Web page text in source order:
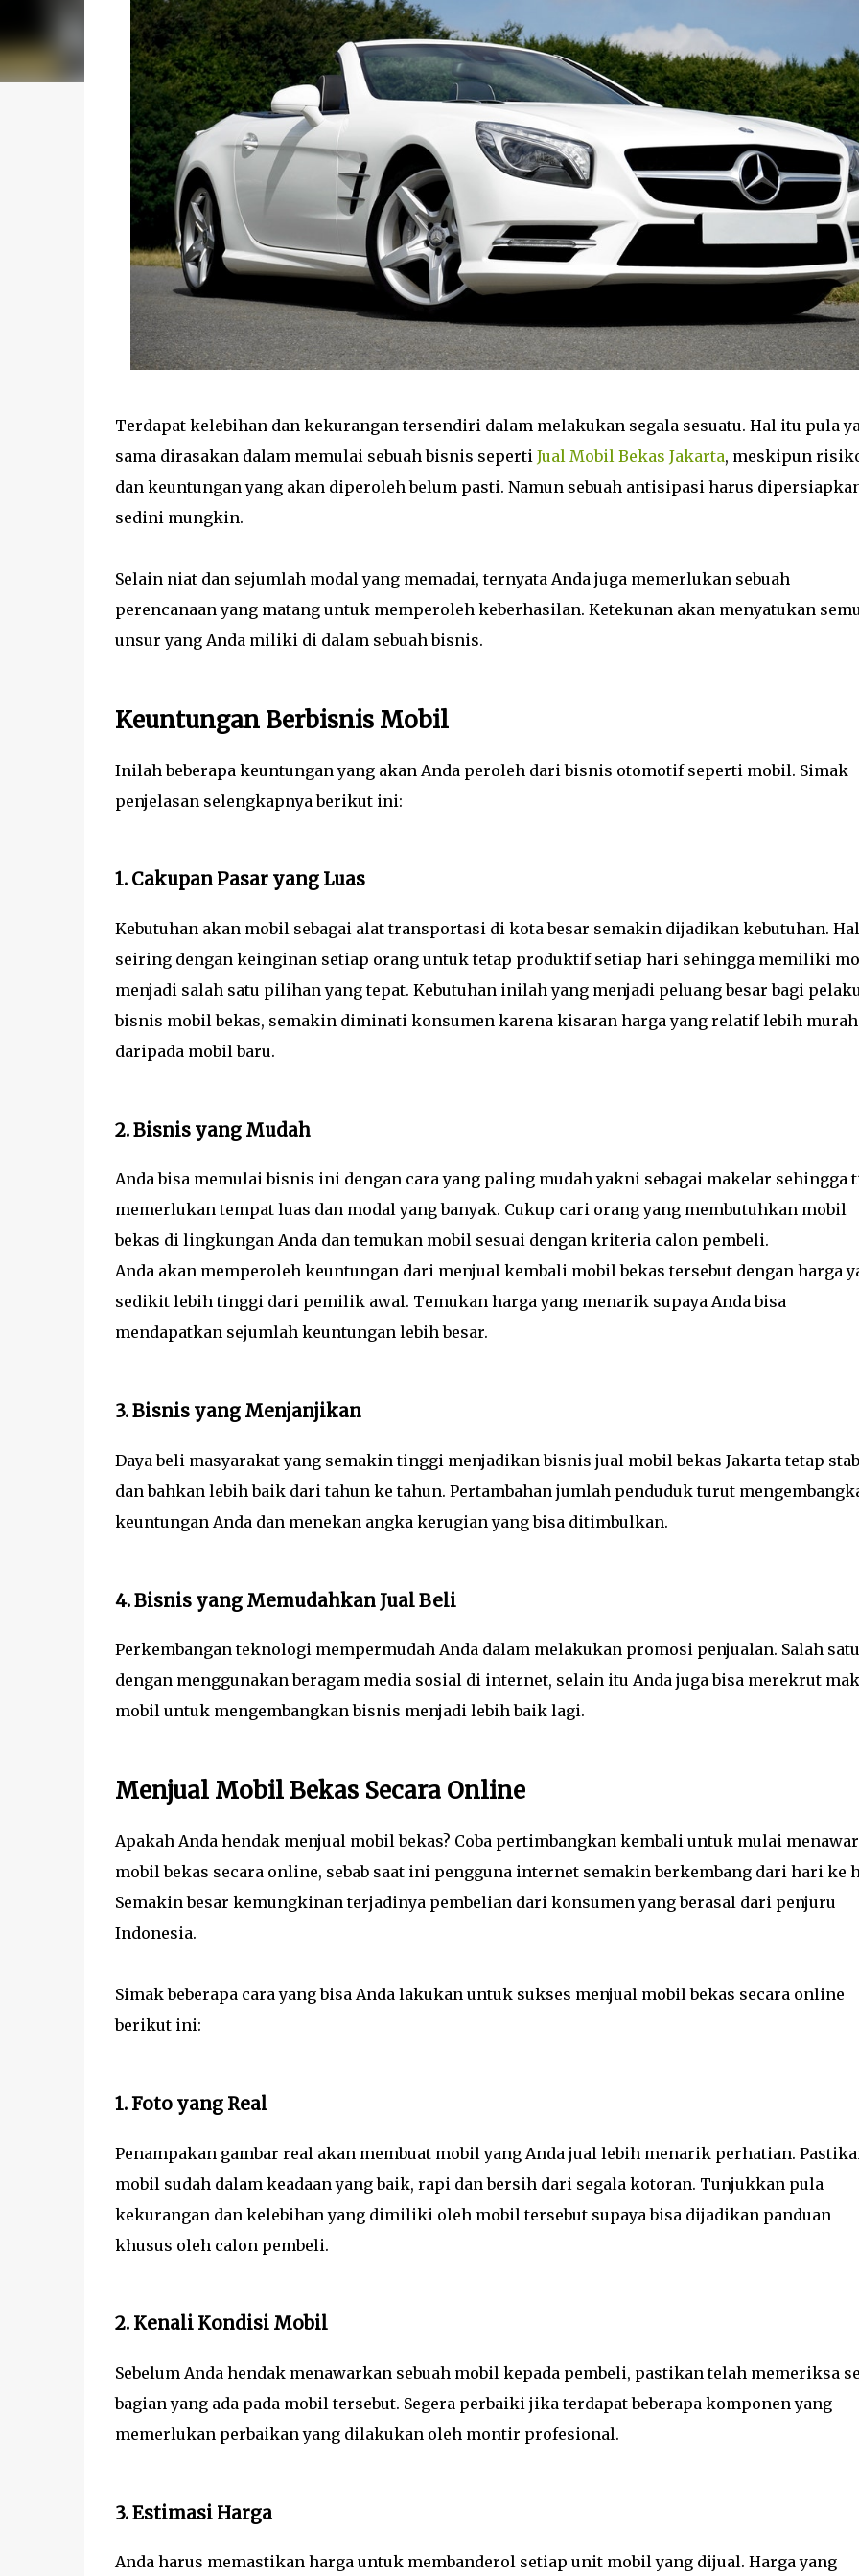
Terdapat kelebihan dan kekurangan tersendiri dalam melakukan segala sesuatu. Hal itu pula
sama dirasakan dalam memulai sebuah bisnis seperti Jual Mobil Bekas Jakarta, meskipun
dan keuntungan yang akan diperoleh belum pasti. Namun sebuah antisipasi harus
sedini mungkin.
Selain niat dan sejumlah modal yang memadai, ternyata Anda juga memerlukan sebuah
perencanaan yang matang untuk memperoleh keberhasilan. Ketekunan akan menyatukan
unsur yang Anda miliki di dalam sebuah bisnis.
Keuntungan Berbisnis Mobil
Inilah beberapa keuntungan yang akan Anda peroleh dari bisnis otomotif seperti mobil. Simak
penjelasan selengkapnya berikut ini:
1. Cakupan Pasar yang Luas
Kebutuhan akan mobil sebagai alat transportasi di kota besar semakin dijadikan kebutuhan.
seiring dengan keinginan setiap orang untuk tetap produktif setiap hari sehingga memiliki
menjadi salah satu pilihan yang tepat. Kebutuhan inilah yang menjadi peluang besar bagi
bisnis mobil bekas, semakin diminati konsumen karena kisaran harga yang relatif lebih murah
daripada mobil baru.
2. Bisnis yang Mudah
Anda bisa memulai bisnis ini dengan cara yang paling mudah yakni sebagai makelar sehingga
memerlukan tempat luas dan modal yang banyak. Cukup cari orang yang membutuhkan mobil
bekas di lingkungan Anda dan temukan mobil sesuai dengan kriteria calon pembeli.
Anda akan memperoleh keuntungan dari menjual kembali mobil bekas tersebut dengan harga
sedikit lebih tinggi dari pemilik awal. Temukan harga yang menarik supaya Anda bisa
mendapatkan sejumlah keuntungan lebih besar.
3. Bisnis yang Menjanjikan
Daya beli masyarakat yang semakin tinggi menjadikan bisnis jual mobil bekas Jakarta tetap
dan bahkan lebih baik dari tahun ke tahun. Pertambahan jumlah penduduk turut
keuntungan Anda dan menekan angka kerugian yang bisa ditimbulkan.
4. Bisnis yang Memudahkan Jual Beli
Perkembangan teknologi mempermudah Anda dalam melakukan promosi penjualan. Salah
dengan menggunakan beragam media sosial di internet, selain itu Anda juga bisa merekrut
mobil untuk mengembangkan bisnis menjadi lebih baik lagi.
Menjual Mobil Bekas Secara Online
Apakah Anda hendak menjual mobil bekas? Coba pertimbangkan kembali untuk mulai
mobil bekas secara online, sebab saat ini pengguna internet semakin berkembang dari hari ke
Semakin besar kemungkinan terjadinya pembelian dari konsumen yang berasal dari penjuru
Indonesia.
Simak beberapa cara yang bisa Anda lakukan untuk sukses menjual mobil bekas secara online
berikut ini:
1. Foto yang Real
Penampakan gambar real akan membuat mobil yang Anda jual lebih menarik perhatian.
mobil sudah dalam keadaan yang baik, rapi dan bersih dari segala kotoran. Tunjukkan pula
kekurangan dan kelebihan yang dimiliki oleh mobil tersebut supaya bisa dijadikan panduan
khusus oleh calon pembeli.
2. Kenali Kondisi Mobil
Sebelum Anda hendak menawarkan sebuah mobil kepada pembeli, pastikan telah memeriksa
bagian yang ada pada mobil tersebut. Segera perbaiki jika terdapat beberapa komponen yang
memerlukan perbaikan yang dilakukan oleh montir profesional.
3. Estimasi Harga
Anda harus memastikan harga untuk membanderol setiap unit mobil yang dijual. Harga yang